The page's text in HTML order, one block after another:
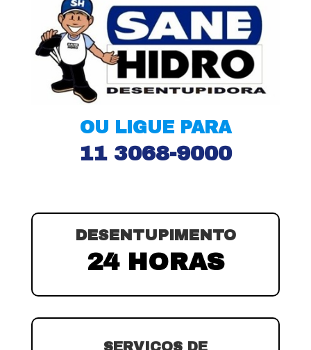
OU LIGUE PARA
11 3068-9000
DESENTUPIMENTO
24 HORAS
SERVIÇOS DE